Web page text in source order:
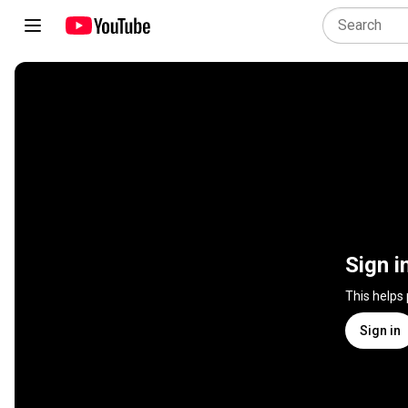
Sign
This
Sign in